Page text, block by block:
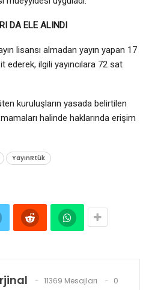
DA ELE ALINDI
lisansı almadan yayın yapan 17
ederek, ilgili yayıncılara 72 sat
kuruluşların yasada belirtilen
halinde haklarında erişim
YayınRtük
11369 Mesajları
0